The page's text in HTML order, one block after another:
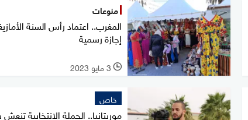
منوعات
المغرب.. اعتماد رأس السنة
إجازة رسمية
l 3 مايو 2023
خاص
موريتانيا.. الحملة الانتخابية